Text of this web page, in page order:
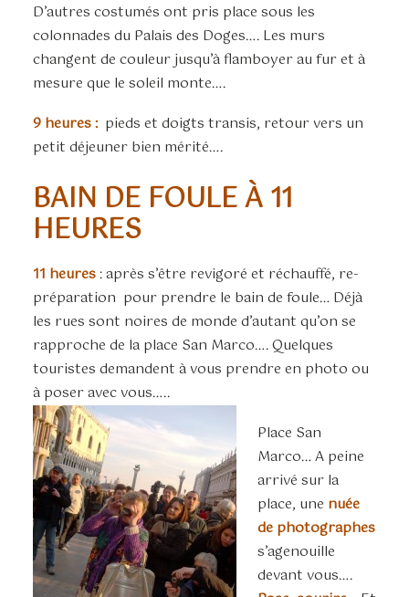
D’autres costumés ont pris place sous les
colonnades du Palais des Doges…. Les murs
changent de couleur jusqu’à flamboyer au fur et à
mesure que le soleil monte….
9 heures :pieds et doigts transis, retour vers un
petit déjeuner bien mérité….
BAIN DE FOULE À 11
HEURES
11 heures: après s’être revigoré et réchauffé, re-
préparation pour prendre le bain de foule… Déjà
les rues sont noires de monde d’autant qu’on se
rapproche de la place San Marco…. Quelques
touristes demandent à vous prendre en photo ou
à poser avec vous…..
Place San
Marco… A peine
arrivé sur la
place, une nuée
de photographes
s’agenouille
devant vous….